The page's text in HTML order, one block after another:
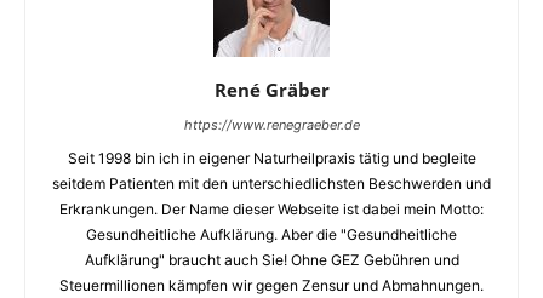
René Gräber
https://www.renegraeber.de
Seit 1998 bin ich in eigener Naturheilpraxis tätig und begleite
seitdem Patienten mit den unterschiedlichsten Beschwerden und
Erkrankungen. Der Name dieser Webseite ist dabei mein Motto:
Gesundheitliche Aufklärung. Aber die "Gesundheitliche
Aufklärung" braucht auch Sie! Ohne GEZ Gebühren und
Steuermillionen kämpfen wir gegen Zensur und Abmahnungen.